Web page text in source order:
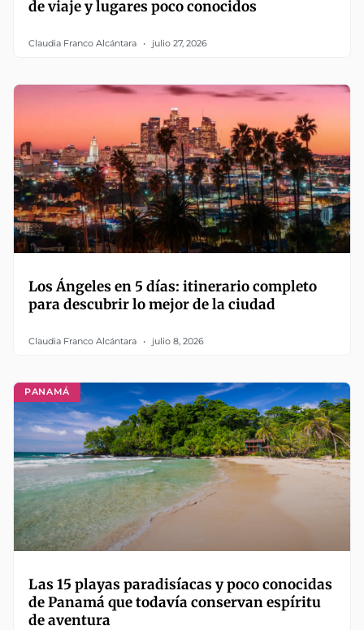
de viaje y lugares poco conocidos
Claudia Franco Alcántara julio 27, 2026
Los Ángeles en 5 días: itinerario completo
para descubrir lo mejor de la ciudad
Claudia Franco Alcántara julio 8, 2026
PANAMÁ
Las 15 playas paradisíacas y poco conocidas
de Panamá que todavía conservan espíritu
de aventura